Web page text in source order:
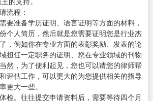
流程：
要准备学历证明、语言证明等方面的材料，
个人简历，然后就是您需要证明您是行业杰
，例如你在专业方面的表彰奖励、发表的论
担任一定职务的证明、您在专业领域的刊物
然，为了便利起见，您也可以请您的律师帮
评估工作，可以更大的为您提供相关的指导
更大一些。
检。往往提交申请资料后，需要等待四个月